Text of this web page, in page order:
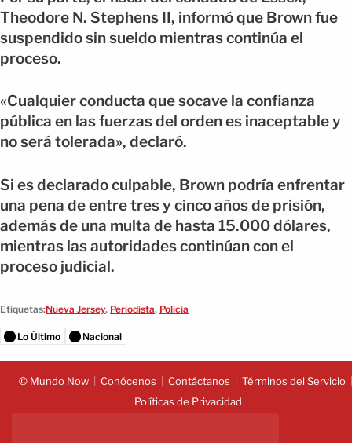
Theodore N. Stephens II, informó que Brown fue
suspendido sin sueldo mientras continúa el
proceso.
«Cualquier conducta que socave la confianza
pública en las fuerzas del orden es inaceptable y
no será tolerada», declaró.
Si es declarado culpable, Brown podría enfrentar
una pena de entre tres y cinco años de prisión,
además de una multa de hasta 15.000 dólares,
mientras las autoridades continúan con el
proceso judicial.
Etiquetas:Nueva Jersey, Periodista, Policía
Lo Último Nacional
© Mundo Now Conócenos Contáctanos
Términos del Servicio
Políticas de Privacidad